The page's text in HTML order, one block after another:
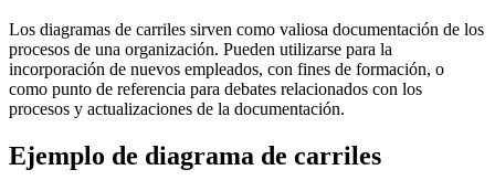
Los diagramas de carriles sirven como valiosa documentación de los
procesos de una organización. Pueden utilizarse para la
incorporación de nuevos empleados, con fines de formación, o
como punto de referencia para debates relacionados con los
procesos y actualizaciones de la documentación.
Ejemplo de diagrama de carriles